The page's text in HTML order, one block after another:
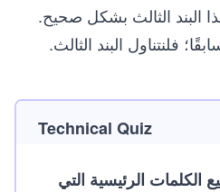
البند الثالث بشكل صحيح.
فلنتناول البند الثالث.
Technical Quiz
الكلمات الرئيسية التي